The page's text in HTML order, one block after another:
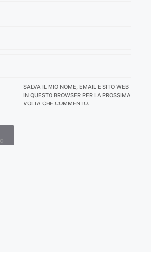
SALVA IL MIO NOME, EMAIL E SITO WEB
IN QUESTO BROWSER PER LA PROSSIMA
VOLTA CHE COMMENTO.